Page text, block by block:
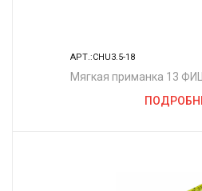
АРТ.:CHU3.5-18
Мягкая приманка 13